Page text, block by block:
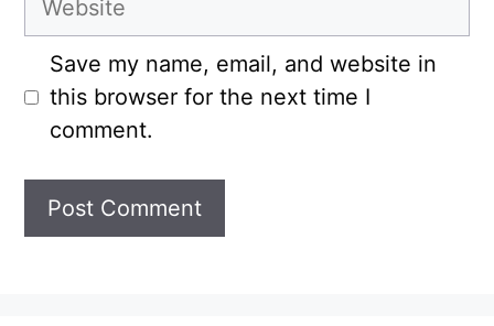
Save my name, email, and website in
this browser for the next time I
comment.